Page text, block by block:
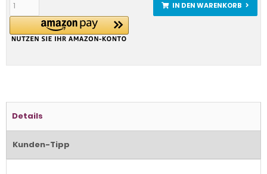
IN DEN WARENKORB
Details
Kunden-Tipp